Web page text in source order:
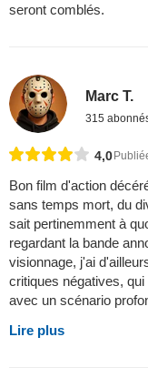
seront comblés.
Marc T.
315
4,0
Bon film d'action
sans temps mort, du
sait pertinemment à
regardant la bande
visionnage, j'ai
critiques négatives,
avec un scénario
Lire plus